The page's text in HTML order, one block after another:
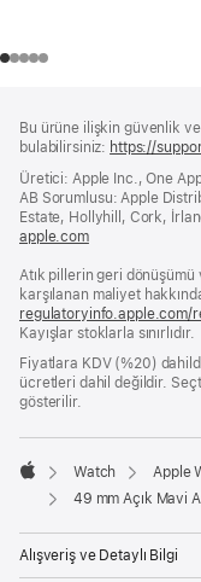
Bilgi
Bu ürüne ilişkin güvenlik
bulabilirsiniz: https://
Üretici: Apple Inc., One
AB Sorumlusu: Apple
Estate, Hollyhill, Cork,
apple.com(yeni
pencerede
açılır)
Atık pillerin geri
karşılanan maliyet
regulatoryinfo.apple.com/
Kayışlar stoklarla sınırlıdır.
Fiyatlara KDV (%20)
ücretleri dahil değildir.
gösterilir.
Apple
Watch
Apple
49 mm Açık Mavi
Alışveriş ve Detaylı Bilgi